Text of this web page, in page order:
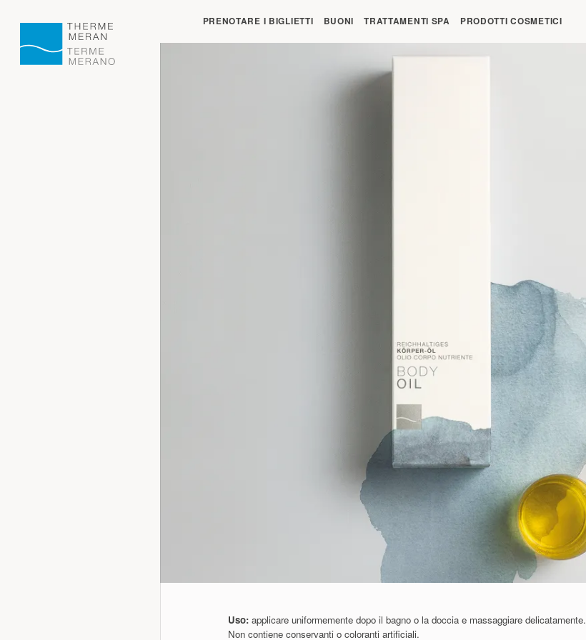
Chiuso:apre alle ore 09:00
PRENOTARE I BIGLIETTI BUONI TRATTAMENTI SPA PRODOTTI COSMETICI
Uso:applicare uniformemente dopo il bagno o la doccia e massaggiare delicatamente.
Non contiene conservanti o coloranti artificiali.